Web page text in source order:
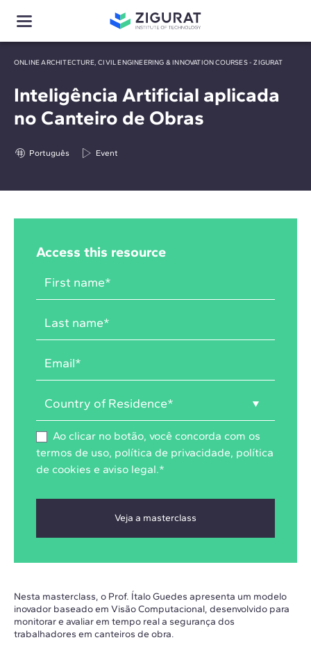
ONLINE ARCHITECTURE, CIVIL ENGINEERING & INNOVATION COURSES - ZIGURAT
Inteligência Artificial aplicada
no Canteiro de Obras
Português Event
Nesta masterclass, o Prof. Ítalo Guedes apresenta um modelo
inovador baseado em Visão Computacional, desenvolvido para
monitorar e avaliar em tempo real a segurança dos
trabalhadores em canteiros de obra.
Access this resource
Ao clicar no botão, você concorda com os
termos de uso, política de privacidade, política
de cookies e aviso legal.*